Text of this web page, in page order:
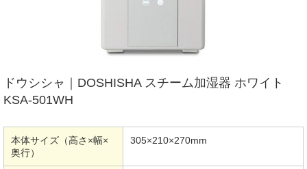
ドウシシャ｜DOSHISHA スチーム加湿器 ホワイト
KSA-501WH
本体サイズ（高さ×幅×
奥行）
305×210×270mm